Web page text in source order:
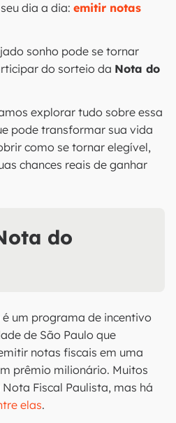
dia a dia: emitir notas
sonho pode se tornar
do sorteio da Nota do
explorar tudo sobre essa
pode transformar sua vida
como se tornar elegível,
chances reais de ganhar
do
um programa de incentivo
de São Paulo que
notas fiscais em uma
prêmio milionário. Muitos
Fiscal Paulista, mas há
elas.